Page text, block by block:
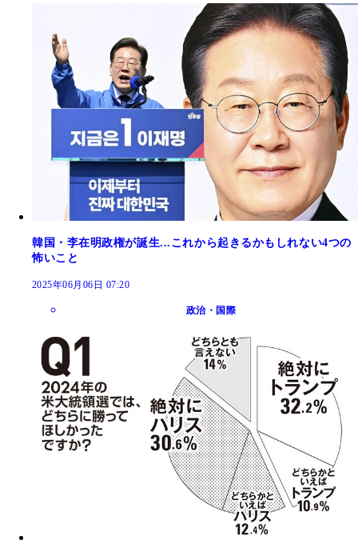
韓国・李在明政権が誕生...これから起きるかもしれない4つの
怖いこと
2025年06月06日 07:20
政治・国際